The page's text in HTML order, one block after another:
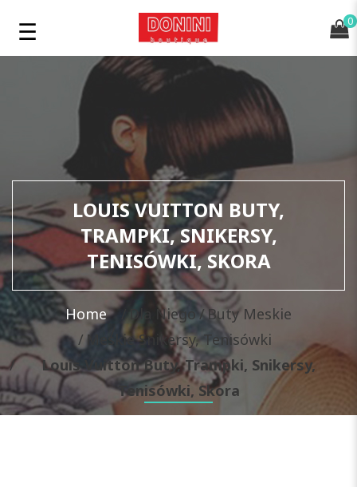
0
LOUIS VUITTON BUTY,
TRAMPKI, SNIKERSY,
TENISÓWKI, SKORA
Home Dla Niego Buty Meskie
Meskie Snikersy, Tenisówki
Louis Vuitton Buty, Trampki, Snikersy,
Tenisówki, Skora